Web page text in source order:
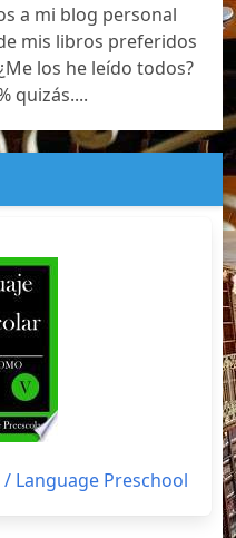
a mi blog personal
mis libros preferidos
los he leído todos?
quizás....
Language Preschool